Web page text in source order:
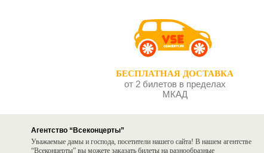
БЕСПЛАТНАЯ ДОСТАВКА
от 2 билетов в пределах
МКАД
Агентство “Всеконцерты”
Уважаемые дамы и господа, посетители нашего сайта! В нашем агентстве
“Всеконцерты” вы можете заказать билеты на разнообразные